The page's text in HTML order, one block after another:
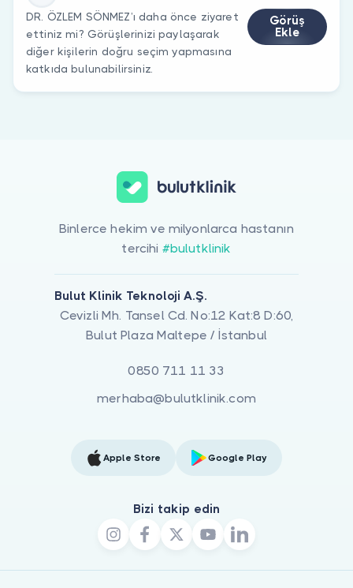
DR. ÖZLEM SÖNMEZ’ı daha önce ziyaret
ettiniz mi? Görüşlerinizi paylaşarak
diğer kişilerin doğru seçim yapmasına
katkıda bulunabilirsiniz.
Görüş
Ekle
Binlerce hekim ve milyonlarca hastanın
tercihi #bulutklinik
Bulut Klinik Teknoloji A.Ş.
Cevizli Mh. Tansel Cd. No:12 Kat:8 D:60,
Bulut Plaza Maltepe / İstanbul
0850 711 11 33
merhaba@bulutklinik.com
Apple Store Google Play
Bizi takip edin